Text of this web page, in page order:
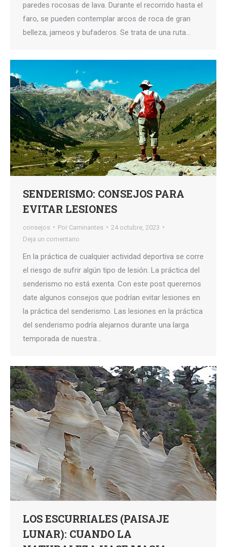
paredes rocosas de lava. Durante el recorrido hasta el
faro, se pueden contemplar arcos de roca de gran
belleza, jameos y bufaderos. Se trata de una ruta…
SENDERISMO: CONSEJOS PARA
EVITAR LESIONES
consejos Por Caminantes
24 octubre, 2023
Deja un comentario
En la práctica de cualquier actividad deportiva se corre
el riesgo de sufrir algún tipo de lesión. La práctica del
senderismo no está exenta. Con este post queremos
date algunos consejos que podrían evitar lesiones en
la práctica del senderismo. Las lesiones en la práctica
del senderismo podría alejarnos durante una larga
temporada de nuestra…
LOS ESCURRIALES (PAISAJE
LUNAR): CUANDO LA